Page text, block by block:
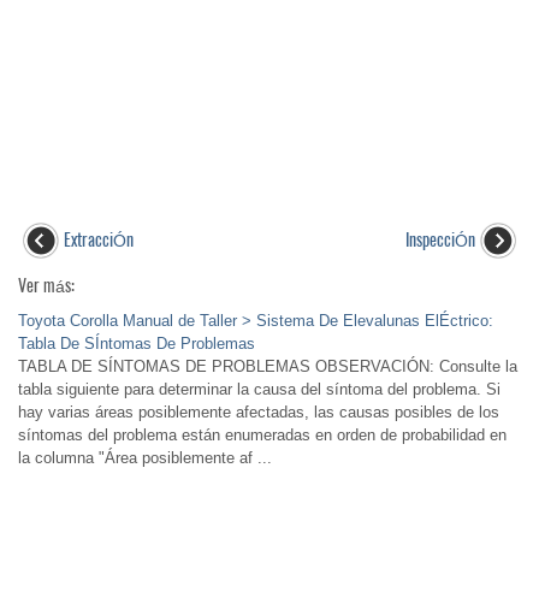
ExtracciÓn
InspecciÓn
Ver más:
Toyota Corolla Manual de Taller > Sistema De Elevalunas ElÉctrico:
Tabla De SÍntomas De Problemas
TABLA DE SÍNTOMAS DE PROBLEMAS OBSERVACIÓN: Consulte la
tabla siguiente para determinar la causa del síntoma del problema. Si
hay varias áreas posiblemente afectadas, las causas posibles de los
síntomas del problema están enumeradas en orden de probabilidad en
la columna "Área posiblemente af ...